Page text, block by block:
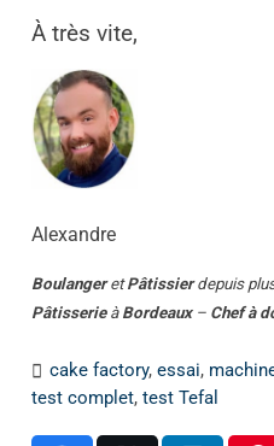
À très vite,
Alexandre
BoulangeretPâtissierdepuis
Pâtisserieà Bordeaux–Chef à
cake factory, essai,
test complet, test Tefal